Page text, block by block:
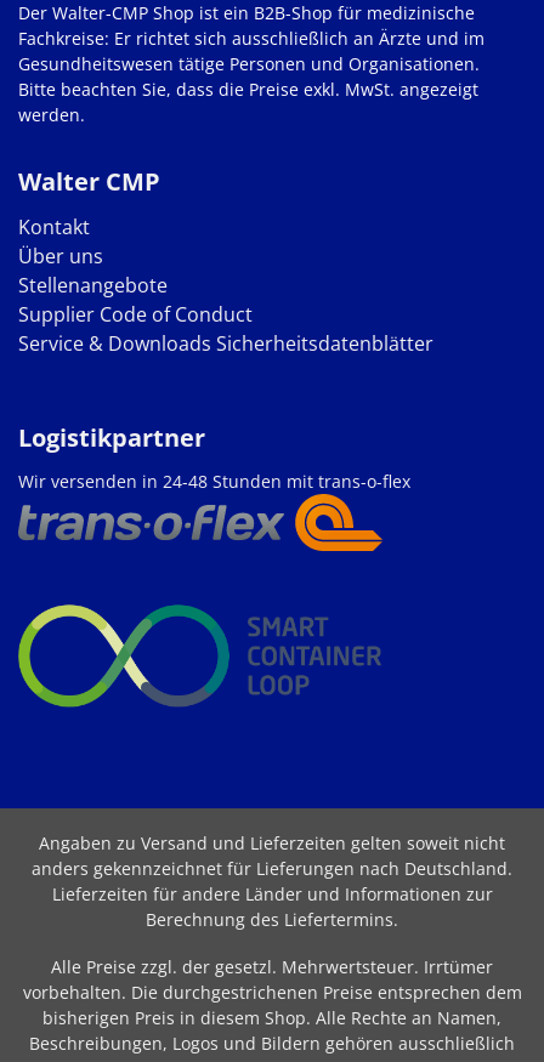
Walter CMP
Kontakt
Über uns
Stellenangebote
Supplier Code of Conduct
Service & Downloads Sicherheitsdatenblätter
Der Walter-CMP Shop ist ein B2B-Shop für medizinische
Fachkreise: Er richtet sich ausschließlich an Ärzte und im
Gesundheitswesen tätige Personen und Organisationen.
Bitte beachten Sie, dass die Preise exkl. MwSt. angezeigt
werden.
Logistikpartner
Wir versenden in 24-48 Stunden mit trans-o-flex
Angaben zu Versand und Lieferzeiten gelten soweit nicht
anders gekennzeichnet für Lieferungen nach Deutschland.
Lieferzeiten für andere Länder und Informationen zur
Berechnung des Liefertermins.
Alle Preise zzgl. der gesetzl. Mehrwertsteuer. Irrtümer
vorbehalten. Die durchgestrichenen Preise entsprechen dem
bisherigen Preis in diesem Shop. Alle Rechte an Namen,
Beschreibungen, Logos und Bildern gehören ausschließlich